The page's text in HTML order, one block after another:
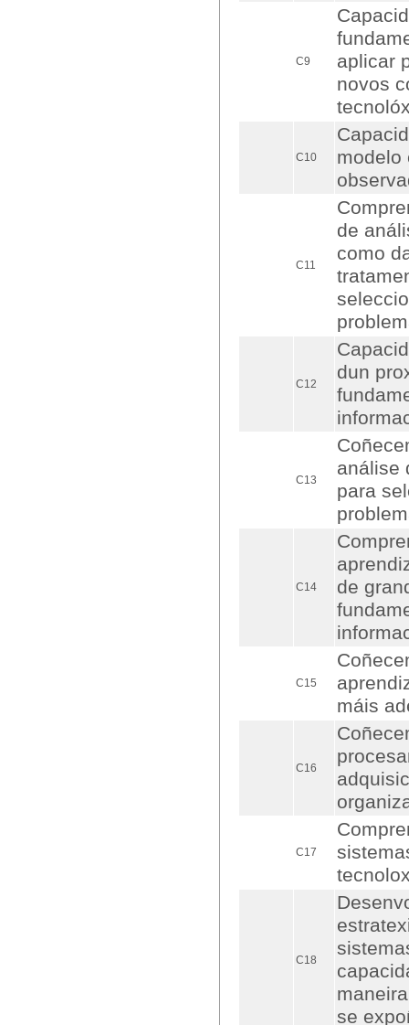
C9
aplicar
novos
C10
modelo
C11
de
como
C12
dun
C13
análise
para
C14
de
C15
máis
C16
C17
C18
se